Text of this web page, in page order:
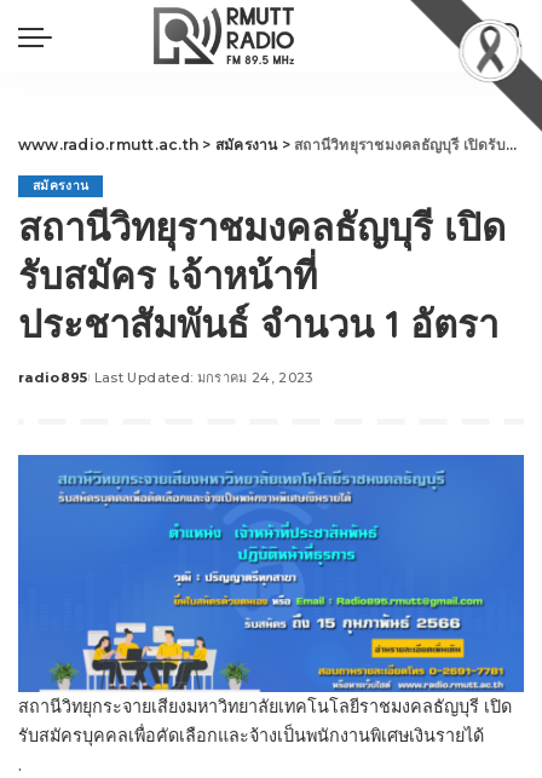
www.radio.rmutt.ac.th > สมัครงาน> สถานีวิทยุราชมงคลธัญบุรี เปิดรับสมัคร เจ้าหน้าที่ประชาสัมพันธ์ จำนวน 1 อัตรา
สมัครงาน
สถานีวิทยุราชมงคลธัญบุรี เปิด
รับสมัคร เจ้าหน้าที่
ประชาสัมพันธ์ จำนวน 1 อัตรา
Posted
radio895 Last Updated: มกราคม 24, 2023
สถานีวิทยุกระจายเสียงมหาวิทยาลัยเทคโนโลยีราชมงคลธัญบุรี เปิด
รับสมัครบุคคลเพื่อคัดเลือกและจ้างเป็นพนักงานพิเศษเงินรายได้
.